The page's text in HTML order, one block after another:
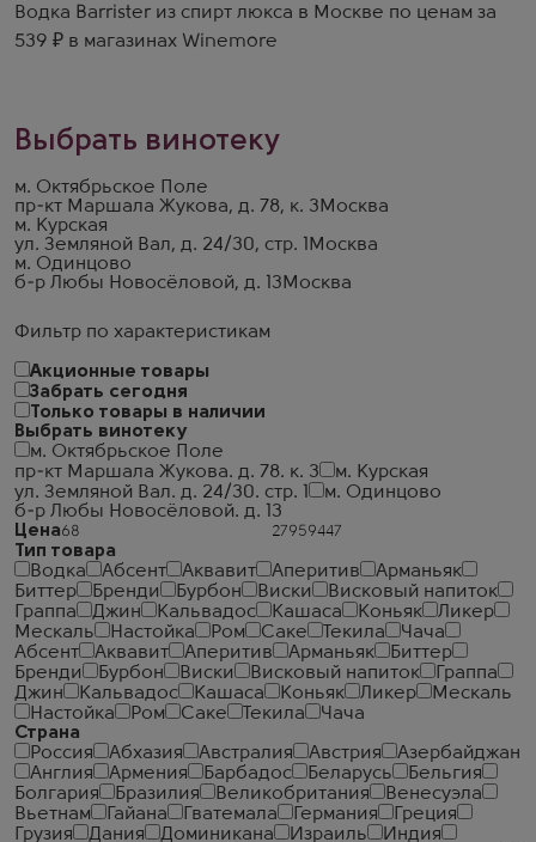
Фильтр по характеристикам
Акционные товары
Забрать сегодня
Только товары в наличии
Выбрать винотеку
м. Октябрьское Поле
пр-кт Маршала Жукова. д. 78. к. 3
м. Курская
ул. Земляной Вал. д. 24/30. стр. 1
м. Одинцово
б-р Любы Новосёловой. д. 13
Цена
Тип товара
Водка
Абсент Аквавит Аперитив
Арманьяк
Биттер
Бренди Бурбон Виски
Висковый напиток
Граппа
Джин Кальвадос Кашаса Коньяк
Ликер
Мескаль
Настойка Ром Саке Текила
Чача
Абсент
Аквавит Аперитив Арманьяк
Биттер
Бренди
Бурбон Виски Висковый напиток
Граппа
Джин
Кальвадос Кашаса Коньяк Ликер
Мескаль
Настойка
Ром Саке Текила
Чача
Страна
Россия
Абхазия Австралия Австрия
Азербайджан
Англия
Армения Барбадос Беларусь
Бельгия
Болгария
Бразилия Великобритания
Венесуэла
Вьетнам
Гайана Гватемала Германия
Греция
Грузия
Дания Доминикана Израиль
Индия
Водка Barrister из спирт люкса в Москве по ценам за
539 ₽ в магазинах Winemore
Выбрать винотеку
м. Октябрьское Поле
пр-кт Маршала Жукова, д. 78, к. 3 Москва
м. Курская
ул. Земляной Вал, д. 24/30, стр. 1
Москва
м. Одинцово
б-р Любы Новосёловой, д. 13 Москва